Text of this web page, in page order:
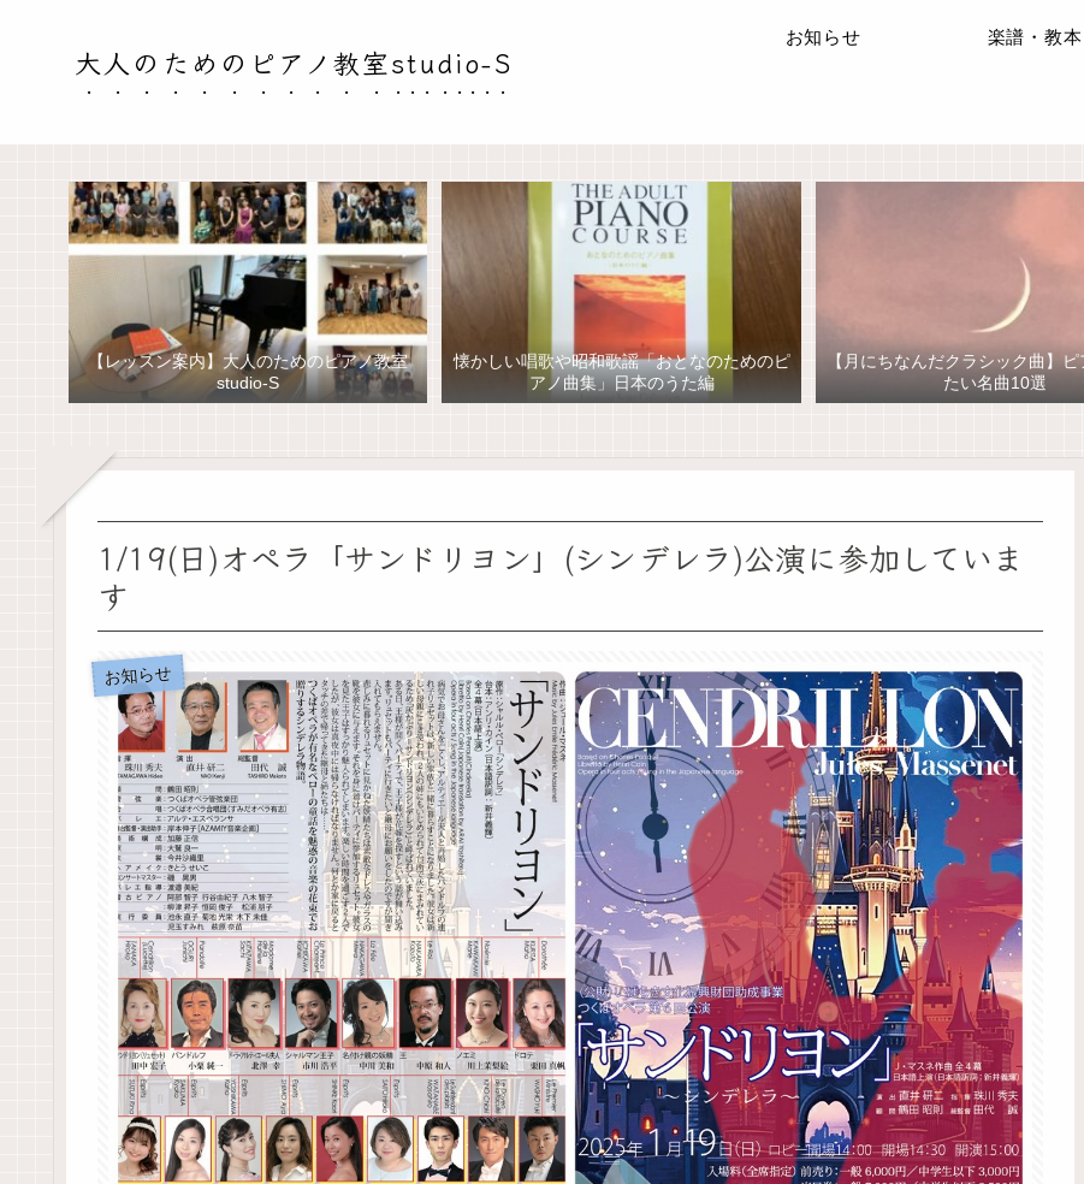
大人のためのピアノ教室studio-S
お知らせ 楽譜・教本
【レッスン案内】大人のためのピアノ教室
studio-S
懐かしい唱歌や昭和歌謡「おとなのためのピ
アノ曲集」日本のうた編
【月にちなんだクラシック曲】
たい名曲10選
1/19(日)オペラ「サンドリヨン」(シンデレラ)公演に参加していま
す
お知らせ